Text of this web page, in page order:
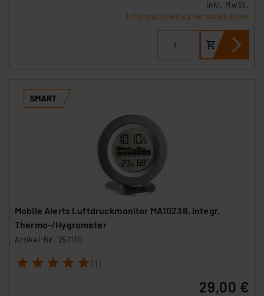
inkl. MwSt.
Informationen zu Versandkosten
Mobile Alerts Luftdruckmonitor MA10238, integr.
Thermo-/Hygrometer
Artikel-Nr. 251110
1 2 3 4 5 (1)
29,00 €